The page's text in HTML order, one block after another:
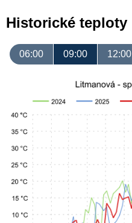
Historické teploty
06:00 09:00 12:00